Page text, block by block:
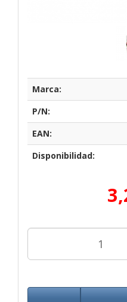
Marca:
P/N:
EAN:
Disponibilidad: